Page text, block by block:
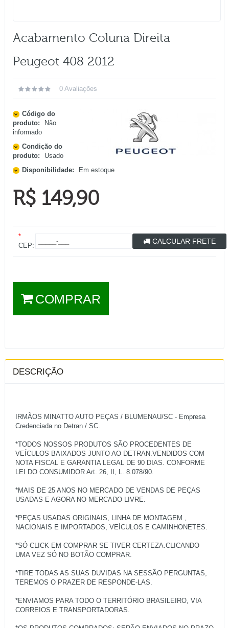
Acabamento Coluna Direita
Peugeot 408 2012
0 Avaliações
Código do
produto:
Não
informado
Condição do
produto:
Usado
Disponibilidade:
Em estoque
R$ 149,90
*
CEP:
CALCULAR FRETE
COMPRAR
DESCRIÇÃO
IRMÃOS MINATTO AUTO PEÇAS / BLUMENAU/SC - Empresa
Credenciada no Detran / SC.
*TODOS NOSSOS PRODUTOS SÃO PROCEDENTES DE
VEÍCULOS BAIXADOS JUNTO AO DETRAN.VENDIDOS COM
NOTA FISCAL E GARANTIA LEGAL DE 90 DIAS. CONFORME
LEI DO CONSUMIDOR Art. 26, II, L. 8.078/90.
*MAIS DE 25 ANOS NO MERCADO DE VENDAS DE PEÇAS
USADAS E AGORA NO MERCADO LIVRE.
*PEÇAS USADAS ORIGINAIS, LINHA DE MONTAGEM ,
NACIONAIS E IMPORTADOS, VEÍCULOS E CAMINHONETES.
*SÓ CLICK EM COMPRAR SE TIVER CERTEZA.CLICANDO
UMA VEZ SÓ NO BOTÃO COMPRAR.
*TIRE TODAS AS SUAS DUVIDAS NA SESSÃO PERGUNTAS,
TEREMOS O PRAZER DE RESPONDE-LAS.
*ENVIAMOS PARA TODO O TERRITÓRIO BRASILEIRO, VIA
CORREIOS E TRANSPORTADORAS.